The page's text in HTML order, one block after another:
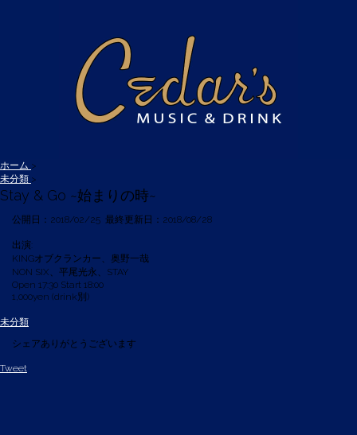
ホーム >
未分類 >
Stay & Go ~始まりの時~
公開日： 2018/02/25 最終更新日：2018/08/28
出演:
KINGオブクランカー、奥野一哉
NON SIX、平尾光永、STAY
Open 17:30 Start 18:00
1,000yen (drink別)
未分類
シェアありがとうございます
Tweet